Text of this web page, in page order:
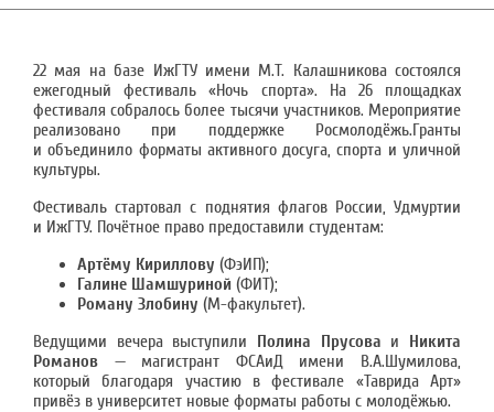
22 мая на базе ИжГТУ имени М.Т. Калашникова состоялся
ежегодный фестиваль «Ночь спорта». На 26 площадках
фестиваля собралось более тысячи участников. Мероприятие
реализовано при поддержке Росмолодёжь.Гранты
и объединило форматы активного досуга, спорта и уличной
культуры.
Фестиваль стартовал с поднятия флагов России, Удмуртии
и ИжГТУ. Почётное право предоставили студентам:
Артёму Кириллову (ФэИП);
Галине Шамшуриной (ФИТ);
Роману Злобину (М-факультет).
Ведущими вечера выступили Полина Прусова и Никита
Романов — магистрант ФСАиД имени В.А.Шумилова,
который благодаря участию в фестивале «Таврида Арт»
привёз в университет новые форматы работы с молодёжью.